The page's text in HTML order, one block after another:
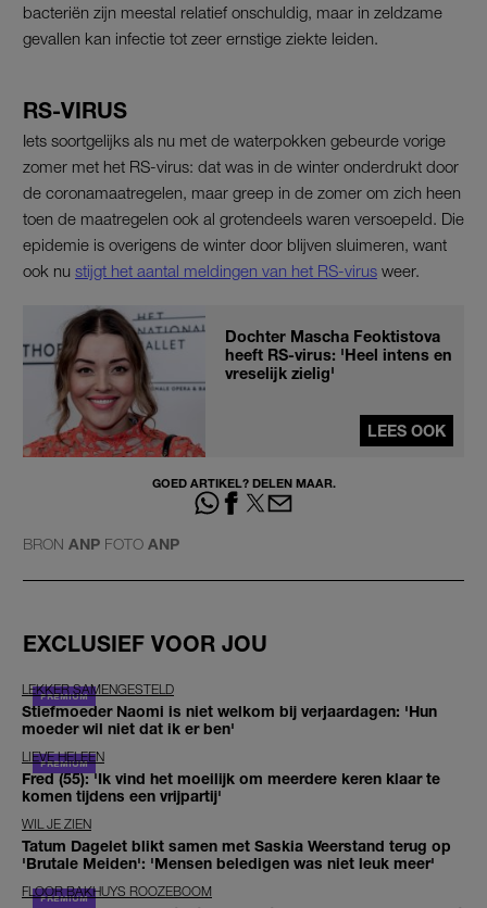
bacteriën zijn meestal relatief onschuldig, maar in zeldzame
gevallen kan infectie tot zeer ernstige ziekte leiden.
RS-VIRUS
Iets soortgelijks als nu met de waterpokken gebeurde vorige
zomer met het RS-virus: dat was in de winter onderdrukt door
de coronamaatregelen, maar greep in de zomer om zich heen
toen de maatregelen ook al grotendeels waren versoepeld. Die
epidemie is overigens de winter door blijven sluimeren, want
ook nu stijgt het aantal meldingen van het RS-virus weer.
Dochter Mascha Feoktistova
heeft RS-virus: 'Heel intens en
vreselijk zielig'
LEES OOK
GOED ARTIKEL? DELEN MAAR.
BRON ANP FOTO ANP
EXCLUSIEF VOOR JOU
LEKKER SAMENGESTELD
Stiefmoeder Naomi is niet welkom bij verjaardagen: 'Hun
moeder wil niet dat ik er ben'
LIEVE HELEEN
Fred (55): 'Ik vind het moeilijk om meerdere keren klaar te
komen tijdens een vrijpartij'
WIL JE ZIEN
Tatum Dagelet blikt samen met Saskia Weerstand terug op
'Brutale Meiden': 'Mensen beledigen was niet leuk meer'
FLOOR BAKHUYS ROOZEBOOM